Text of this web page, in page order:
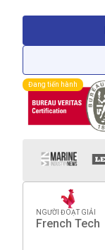
Đang tiến hành
NGƯỜI ĐOẠT GIẢI
French Tech